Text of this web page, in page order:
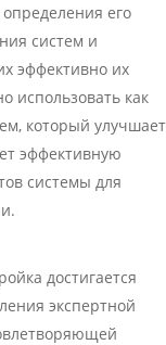
его
систем и
эффективно их
использовать как
который улучшает
эффективную
системы для
достигается
экспертной